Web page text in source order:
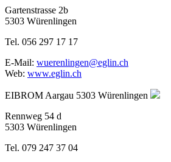
Gartenstrasse 2b
5303 Würenlingen
Tel. 056 297 17 17
E-Mail: wuerenlingen@eglin.ch
Web: www.eglin.ch
EIBROM Aargau 5303 Würenlingen
Rennweg 54 d
5303 Würenlingen
Tel. 079 247 37 04